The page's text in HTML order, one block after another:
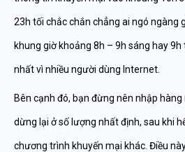
23h tối chắc chắn chẳng ai ngó ngàng
khung giờ khoảng 8h – 9h sáng hay
nhất vì nhiều người dùng Internet.
Bên cạnh đó, bạn đừng nên nhập
dừng lại ở số lượng nhất định, sau khi
chương trình khuyến mại khác. Điều